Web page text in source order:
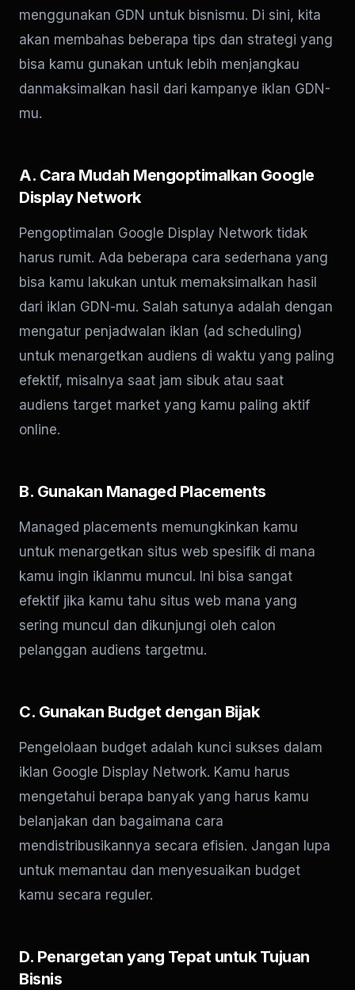
menggunakan GDN untuk bisnismu. Di sini, kita
akan membahas beberapa tips dan strategi yang
bisa kamu gunakan untuk lebih menjangkau
danmaksimalkan hasil dari kampanye iklan GDN-
mu.
A. Cara Mudah Mengoptimalkan Google
Display Network
Pengoptimalan Google Display Network tidak
harus rumit. Ada beberapa cara sederhana yang
bisa kamu lakukan untuk memaksimalkan hasil
dari iklan GDN-mu. Salah satunya adalah dengan
mengatur penjadwalan iklan (ad scheduling)
untuk menargetkan audiens di waktu yang paling
efektif, misalnya saat jam sibuk atau saat
audiens target market yang kamu paling aktif
online.
B. Gunakan Managed Placements
Managed placements memungkinkan kamu
untuk menargetkan situs web spesifik di mana
kamu ingin iklanmu muncul. Ini bisa sangat
efektif jika kamu tahu situs web mana yang
sering muncul dan dikunjungi oleh calon
pelanggan audiens targetmu.
C. Gunakan Budget dengan Bijak
Pengelolaan budget adalah kunci sukses dalam
iklan Google Display Network. Kamu harus
mengetahui berapa banyak yang harus kamu
belanjakan dan bagaimana cara
mendistribusikannya secara efisien. Jangan lupa
untuk memantau dan menyesuaikan budget
kamu secara reguler.
D. Penargetan yang Tepat untuk Tujuan
Bisnis